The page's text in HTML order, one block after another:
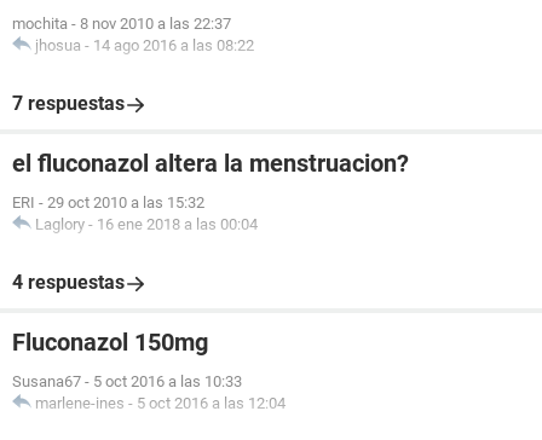
mochita - 8 nov 2010 a las 22:37
jhosua - 14 ago 2016 a las 08:22
7 respuestas
el fluconazol altera la menstruacion?
ERI - 29 oct 2010 a las 15:32
Laglory - 16 ene 2018 a las 00:04
4 respuestas
Fluconazol 150mg
Susana67 - 5 oct 2016 a las 10:33
marlene-ines - 5 oct 2016 a las 12:04